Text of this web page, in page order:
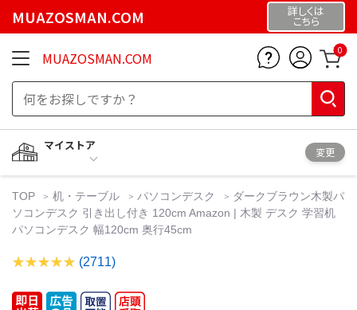
MUAZOSMAN.COM 詳しくは
こちら
MUAZOSMAN.COM 0
マイストア
変更
TOP 机・テーブル パソコンデスク
ダークブラウン木製パ
ソコンデスク 引き出し付き 120cm Amazon | 木製 デスク 学習机
パソコンデスク 幅120cm 奥行45cm
(2711)